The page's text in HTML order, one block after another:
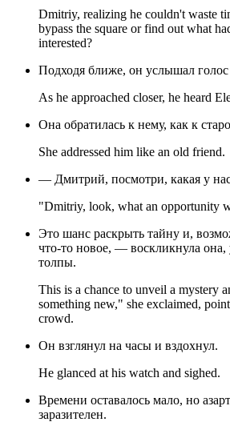
Dmitriy, realizing he couldn't waste
bypass the square or find out what
interested?
Подходя ближе, он услышал
As he approached closer, he heard
Она обратилась к нему, как к
She addressed him like an old friend.
— Дмитрий, посмотри, какая у
"Dmitriy, look, what an opportunity
Это шанс раскрыть тайну и,
что-то новое, — воскликнула она,
толпы.
This is a chance to unveil a mystery
something new," she exclaimed,
crowd.
Он взглянул на часы и вздохнул.
He glanced at his watch and sighed.
Времени оставалось мало, но
заразителен.